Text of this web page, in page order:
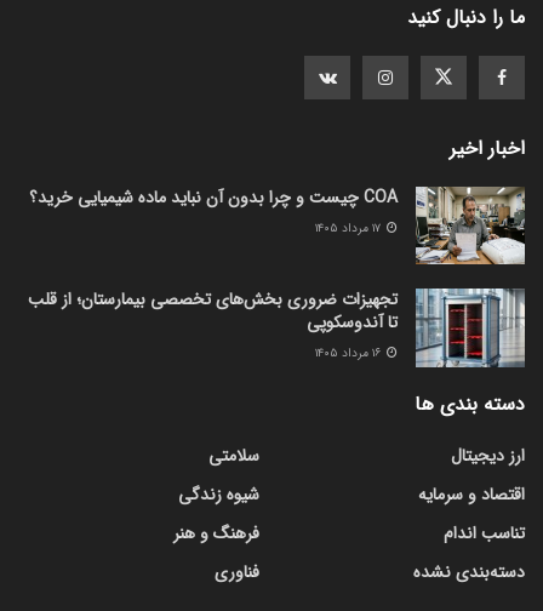
ما را دنبال کنید
اخبار اخیر
COA چیست و چرا بدون آن نباید ماده شیمیایی خرید؟
تجهیزات ضروری بخش‌های تخصصی بیمارستان؛ از قلب
تا آندوسکوپی
دسته بندی ها
ارز دیجیتال
اقتصاد و سرمایه
تناسب اندام
دسته‌بندی نشده
سلامتی
شیوه زندگی
فرهنگ و هنر
فناوری